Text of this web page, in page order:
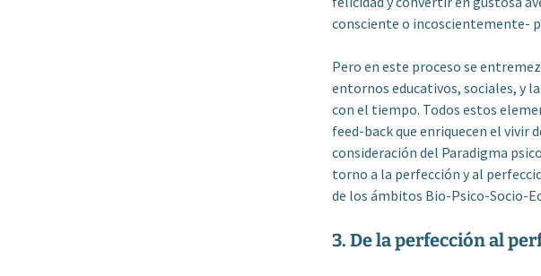
consciente o incoscientemente-
Pero en este proceso se
entornos educativos, sociales, y
con el tiempo. Todos estos
feed-back que enriquecen el vivir
consideración del Paradigma
torno a la perfección y al
de los ámbitos Bio-Psico-Socio-
3. De la perfección al